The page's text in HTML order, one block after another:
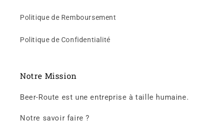
Politique de Remboursement
Politique de Confidentialité
Notre Mission
Beer-Route est une entreprise à taille humaine.
Notre savoir faire ?